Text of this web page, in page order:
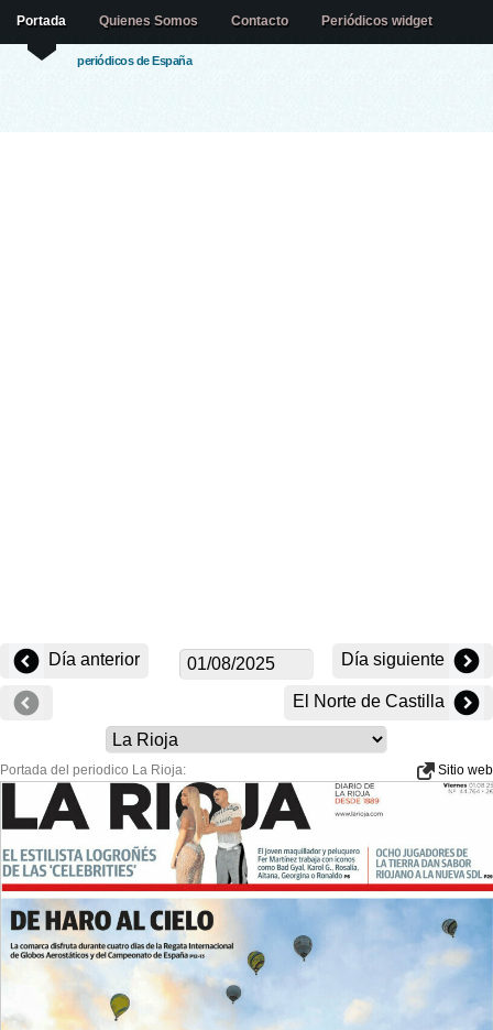
periódicos de España
Portada Quienes Somos Contacto Periódicos widget
Día anterior Día siguiente
El Norte de Castilla
Portada del periodico La Rioja: Sitio web